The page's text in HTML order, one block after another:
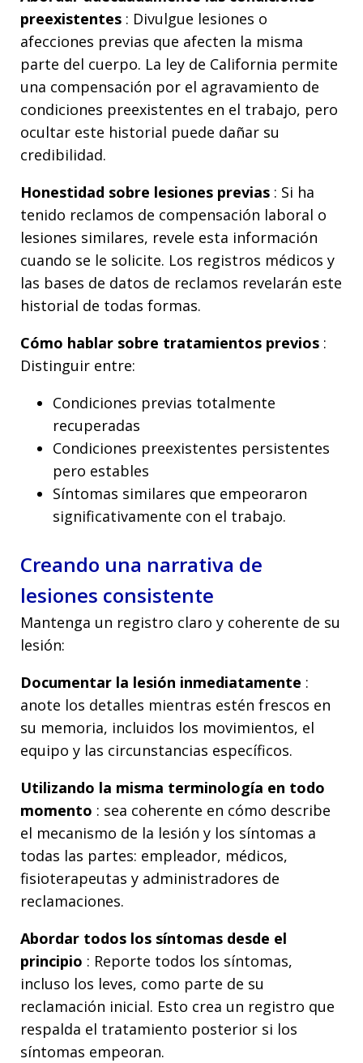
preexistentes : Divulgue lesiones o
afecciones previas que afecten la misma
parte del cuerpo. La ley de California permite
una compensación por el agravamiento de
condiciones preexistentes en el trabajo, pero
ocultar este historial puede dañar su
credibilidad.
Honestidad sobre lesiones previas : Si ha
tenido reclamos de compensación laboral o
lesiones similares, revele esta información
cuando se le solicite. Los registros médicos y
las bases de datos de reclamos revelarán este
historial de todas formas.
Cómo hablar sobre tratamientos previos :
Distinguir entre:
Condiciones previas totalmente
recuperadas
Condiciones preexistentes persistentes
pero estables
Síntomas similares que empeoraron
significativamente con el trabajo.
Creando una narrativa de
lesiones consistente
Mantenga un registro claro y coherente de su
lesión:
Documentar la lesión inmediatamente :
anote los detalles mientras estén frescos en
su memoria, incluidos los movimientos, el
equipo y las circunstancias específicos.
Utilizando la misma terminología en todo
momento : sea coherente en cómo describe
el mecanismo de la lesión y los síntomas a
todas las partes: empleador, médicos,
fisioterapeutas y administradores de
reclamaciones.
Abordar todos los síntomas desde el
principio : Reporte todos los síntomas,
incluso los leves, como parte de su
reclamación inicial. Esto crea un registro que
respalda el tratamiento posterior si los
síntomas empeoran.